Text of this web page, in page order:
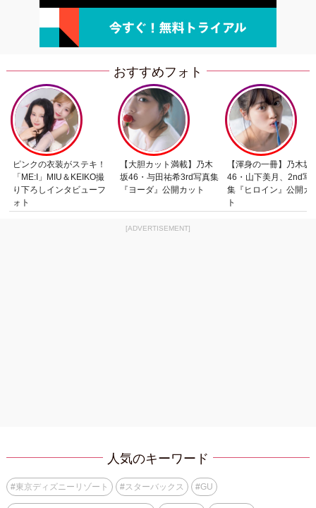
おすすめフォト
ピンクの衣装がステキ！
「ME:I」MIU＆KEIKO撮
り下ろしインタビューフ
ォト
【大胆カット満載】乃木
坂46・与田祐希3rd写真集
『ヨーダ』公開カット
【渾身の一冊】乃木坂
46・山下美月、2nd写
集『ヒロイン』公開カ
ト
[ADVERTISEMENT]
人気のキーワード
#東京ディズニーリゾート #スターバックス #GU